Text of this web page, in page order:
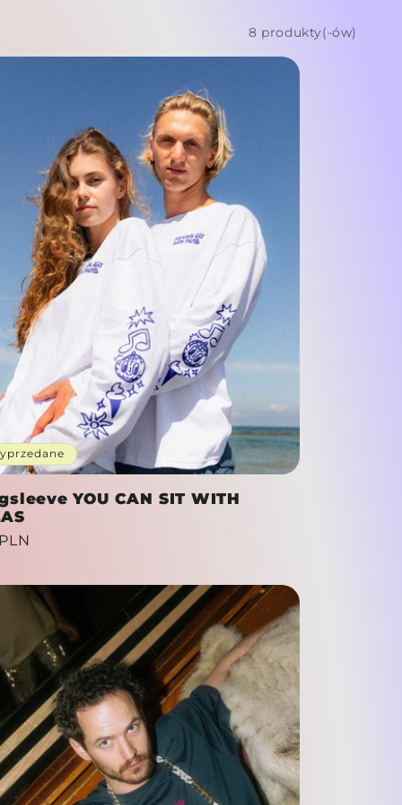
8 produkty(-ów)
YOU CAN SIT WITH